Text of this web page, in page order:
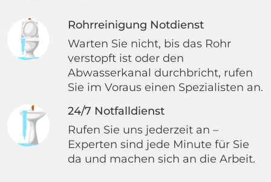
Rohrreinigung Notdienst
Warten Sie nicht, bis das Rohr
verstopft ist oder den
Abwasserkanal durchbricht, rufen
Sie im Voraus einen Spezialisten an.
24/7 Notfalldienst
Rufen Sie uns jederzeit an –
Experten sind jede Minute für Sie
da und machen sich an die Arbeit.